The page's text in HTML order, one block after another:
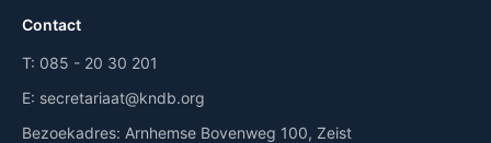
Contact
T: 085 - 20 30 201
E: secretariaat@kndb.org
Bezoekadres: Arnhemse Bovenweg 100, Zeist